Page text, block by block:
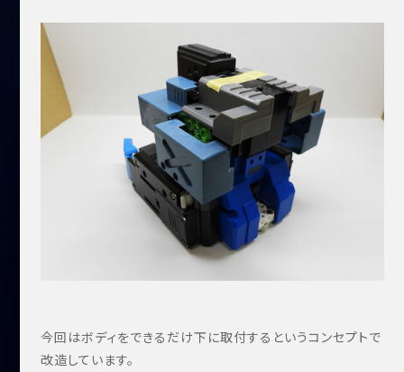
今回はボディをできるだけ下に取付するというコンセプトで
改造しています。